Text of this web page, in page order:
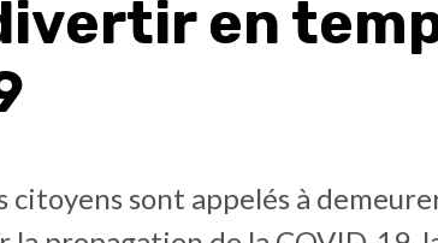
en
citoyens sont appelés à